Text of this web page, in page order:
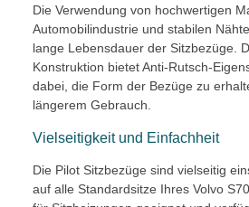
Die Verwendung von hochwertigen
Automobilindustrie und stabilen
lange Lebensdauer der Sitzbezüge.
Konstruktion bietet Anti-Rutsch-
dabei, die Form der Bezüge zu
längerem Gebrauch.
Vielseitigkeit und Einfachheit
Die Pilot Sitzbezüge sind vielseitig
auf alle Standardsitze Ihres Volvo